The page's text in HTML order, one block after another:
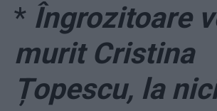
* Îngrozitoare
murit Cristina
Țopescu, la